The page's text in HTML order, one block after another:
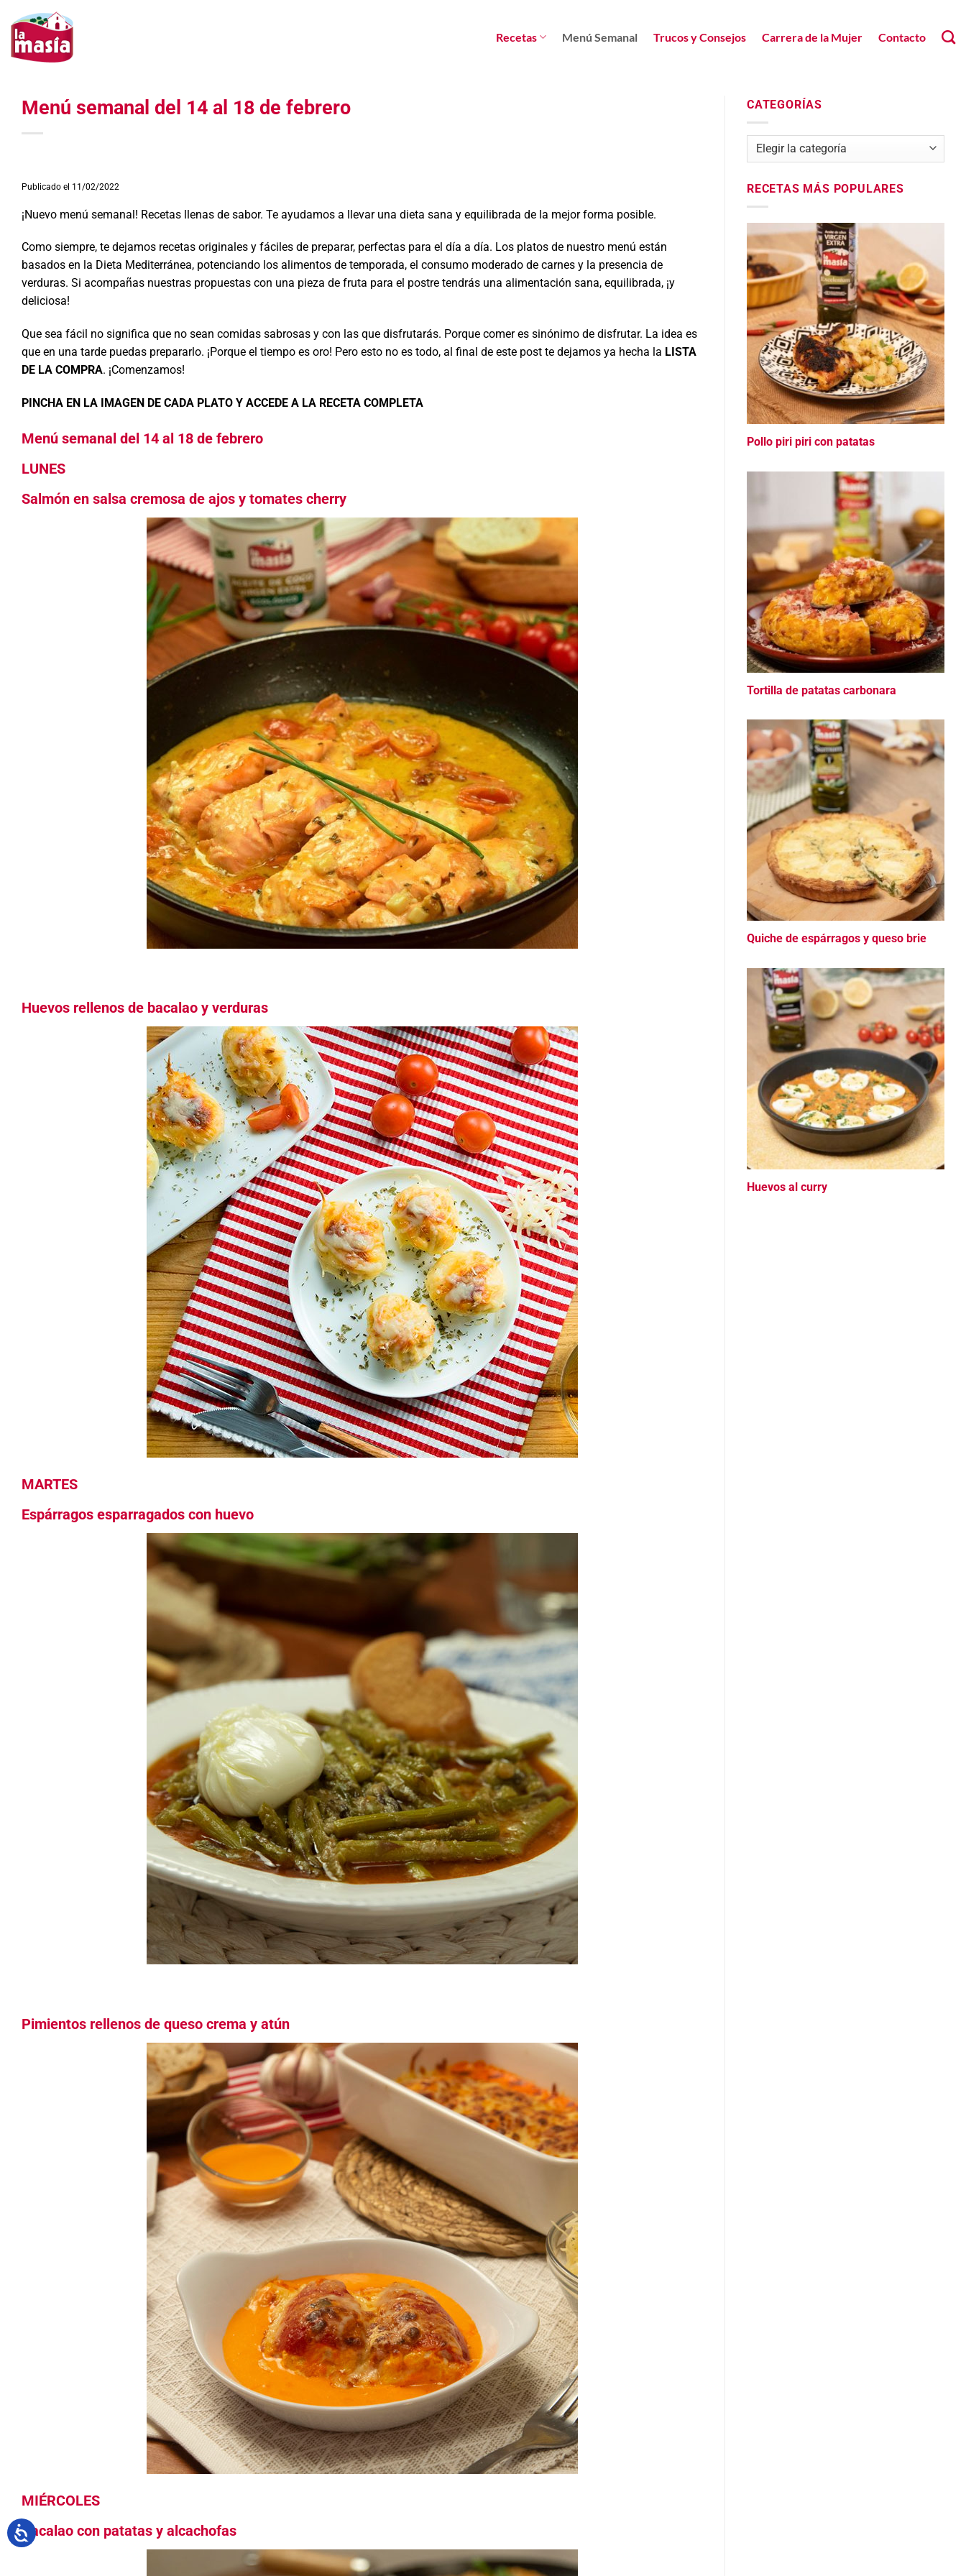
contenido
Recetas Menú Semanal Trucos y Consejos Carrera de la Mujer Contacto
Menú semanal del 14 al 18 de febrero
Publicado el 11/02/2022
¡Nuevo menú semanal! Recetas llenas de sabor. Te ayudamos a llevar una dieta sana y equilibrada de la mejor forma posible.
Como siempre, te dejamos recetas originales y fáciles de preparar, perfectas para el día a día. Los platos de nuestro menú están
basados en la Dieta Mediterránea, potenciando los alimentos de temporada, el consumo moderado de carnes y la presencia de
verduras. Si acompañas nuestras propuestas con una pieza de fruta para el postre tendrás una alimentación sana, equilibrada, ¡y
deliciosa!
Que sea fácil no significa que no sean comidas sabrosas y con las que disfrutarás. Porque comer es sinónimo de disfrutar. La idea es
que en una tarde puedas prepararlo. ¡Porque el tiempo es oro! Pero esto no es todo, al final de este post te dejamos ya hecha la LISTA
DE LA COMPRA. ¡Comenzamos!
PINCHA EN LA IMAGEN DE CADA PLATO Y ACCEDE A LA RECETA COMPLETA
Menú semanal del 14 al 18 de febrero
LUNES
Salmón en salsa cremosa de ajos y tomates cherry
Huevos rellenos de bacalao y verduras
MARTES
Espárragos esparragados con huevo
Pimientos rellenos de queso crema y atún
MIÉRCOLES
Bacalao con patatas y alcachofas
CATEGORÍAS
Categorías
RECETAS MÁS POPULARES
Pollo piri piri con patatas
Tortilla de patatas carbonara
Quiche de espárragos y queso brie
Huevos al curry